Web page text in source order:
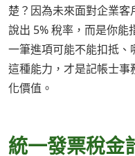
楚？因為未來面對企業
說出 5% 稅率，而是你能
一筆進項可能不能扣抵、
這種能力，才是記帳士
化價值。
統一發票稅金